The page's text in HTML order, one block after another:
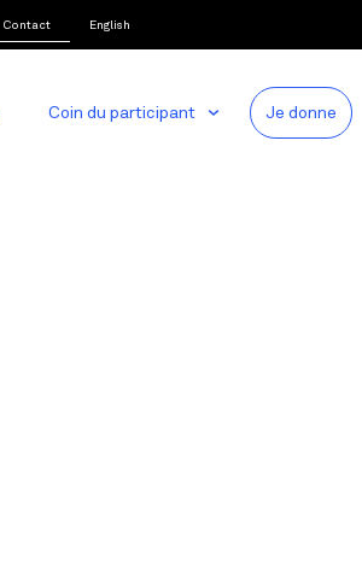
Contact English
Coin du participant Je donne